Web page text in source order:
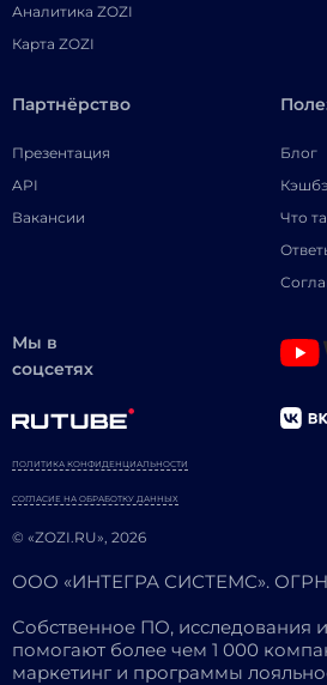
Аналитика ZOZI
Карта ZOZI
Партнёрство
Презентация
API
Вакансии
Блог
Что
Мы в
соцсетях
© «ZOZI.RU», 2026
ПОЛИТИКА КОНФИДЕНЦИАЛЬНОСТИ
СОГЛАСИЕ НА ОБРАБОТКУ ДАННЫХ
ООО «ИНТЕГРА СИСТЕМС». ОГРН:
Собственное ПО, исследования
помогают более чем 1 000
маркетинг и программы